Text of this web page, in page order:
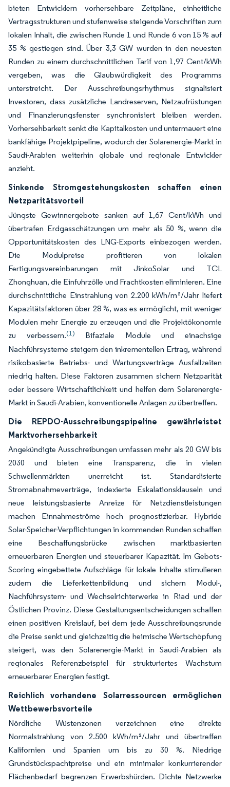
bieten Entwicklern vorhersehbare Zeitpläne, einheitliche
Vertragsstrukturen und stufenweise steigende Vorschriften zum
lokalen Inhalt, die zwischen Runde 1 und Runde 6 von 15 % auf
35 % gestiegen sind. Über 3,3 GW wurden in den neuesten
Runden zu einem durchschnittlichen Tarif von 1,97 Cent/kWh
vergeben, was die Glaubwürdigkeit des Programms
unterstreicht. Der Ausschreibungsrhythmus signalisiert
Investoren, dass zusätzliche Landreserven, Netzaufrüstungen
und Finanzierungsfenster synchronisiert bleiben werden.
Vorhersehbarkeit senkt die Kapitalkosten und untermauert eine
bankfähige Projektpipeline, wodurch der Solarenergie-Markt in
Saudi-Arabien weiterhin globale und regionale Entwickler
anzieht.
Sinkende Stromgestehungskosten schaffen einen
Netzparitätsvorteil
Jüngste Gewinnergebote sanken auf 1,67 Cent/kWh und
übertrafen Erdgasschätzungen um mehr als 50 %, wenn die
Opportunitätskosten des LNG-Exports einbezogen werden.
Die Modulpreise profitieren von lokalen
Fertigungsvereinbarungen mit JinkoSolar und TCL
Zhonghuan, die Einfuhrzölle und Frachtkosten eliminieren. Eine
durchschnittliche Einstrahlung von 2.200 kWh/m²/Jahr liefert
Kapazitätsfaktoren über 28 %, was es ermöglicht, mit weniger
Modulen mehr Energie zu erzeugen und die Projektökonomie
zu verbessern.(1) Bifaziale Module und einachsige
Nachführsysteme steigern den inkrementellen Ertrag, während
risikobasierte Betriebs- und Wartungsverträge Ausfallzeiten
niedrig halten. Diese Faktoren zusammen sichern Netzparität
oder bessere Wirtschaftlichkeit und helfen dem Solarenergie-
Markt in Saudi-Arabien, konventionelle Anlagen zu übertreffen.
Die REPDO-Ausschreibungspipeline gewährleistet
Marktvorhersehbarkeit
Angekündigte Ausschreibungen umfassen mehr als 20 GW bis
2030 und bieten eine Transparenz, die in vielen
Schwellenmärkten unerreicht ist. Standardisierte
Stromabnahmeverträge, indexierte Eskalationsklauseln und
neue leistungsbasierte Anreize für Netzdienstleistungen
machen Einnahmeströme hoch prognostizierbar. Hybride
Solar-Speicher-Verpflichtungen in kommenden Runden schaffen
eine Beschaffungsbrücke zwischen marktbasierten
erneuerbaren Energien und steuerbarer Kapazität. Im Gebots-
Scoring eingebettete Aufschläge für lokale Inhalte stimulieren
zudem die Lieferkettenbildung und sichern Modul-,
Nachführsystem- und Wechselrichterwerke in Riad und der
Östlichen Provinz. Diese Gestaltungsentscheidungen schaffen
einen positiven Kreislauf, bei dem jede Ausschreibungsrunde
die Preise senkt und gleichzeitig die heimische Wertschöpfung
steigert, was den Solarenergie-Markt in Saudi-Arabien als
regionales Referenzbeispiel für strukturiertes Wachstum
erneuerbarer Energien festigt.
Reichlich vorhandene Solarressourcen ermöglichen
Wettbewerbsvorteile
Nördliche Wüstenzonen verzeichnen eine direkte
Normalstrahlung von 2.500 kWh/m²/Jahr und übertreffen
Kalifornien und Spanien um bis zu 30 %. Niedrige
Grundstückspachtpreise und ein minimaler konkurrierender
Flächenbedarf begrenzen Erwerbshürden. Dichte Netzwerke